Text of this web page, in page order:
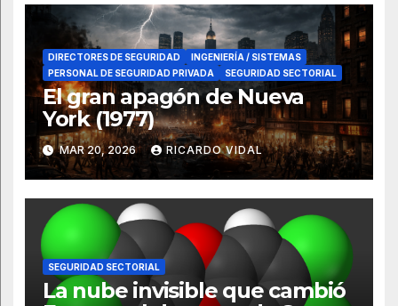
DIRECTORES DE SEGURIDAD
INGENIERÍA / SISTEMAS
PERSONAL DE SEGURIDAD PRIVADA
SEGURIDAD SECTORIAL
El gran apagón de Nueva
York (1977)
MAR 20, 2026 RICARDO VIDAL
SEGURIDAD SECTORIAL
La nube invisible que cambió